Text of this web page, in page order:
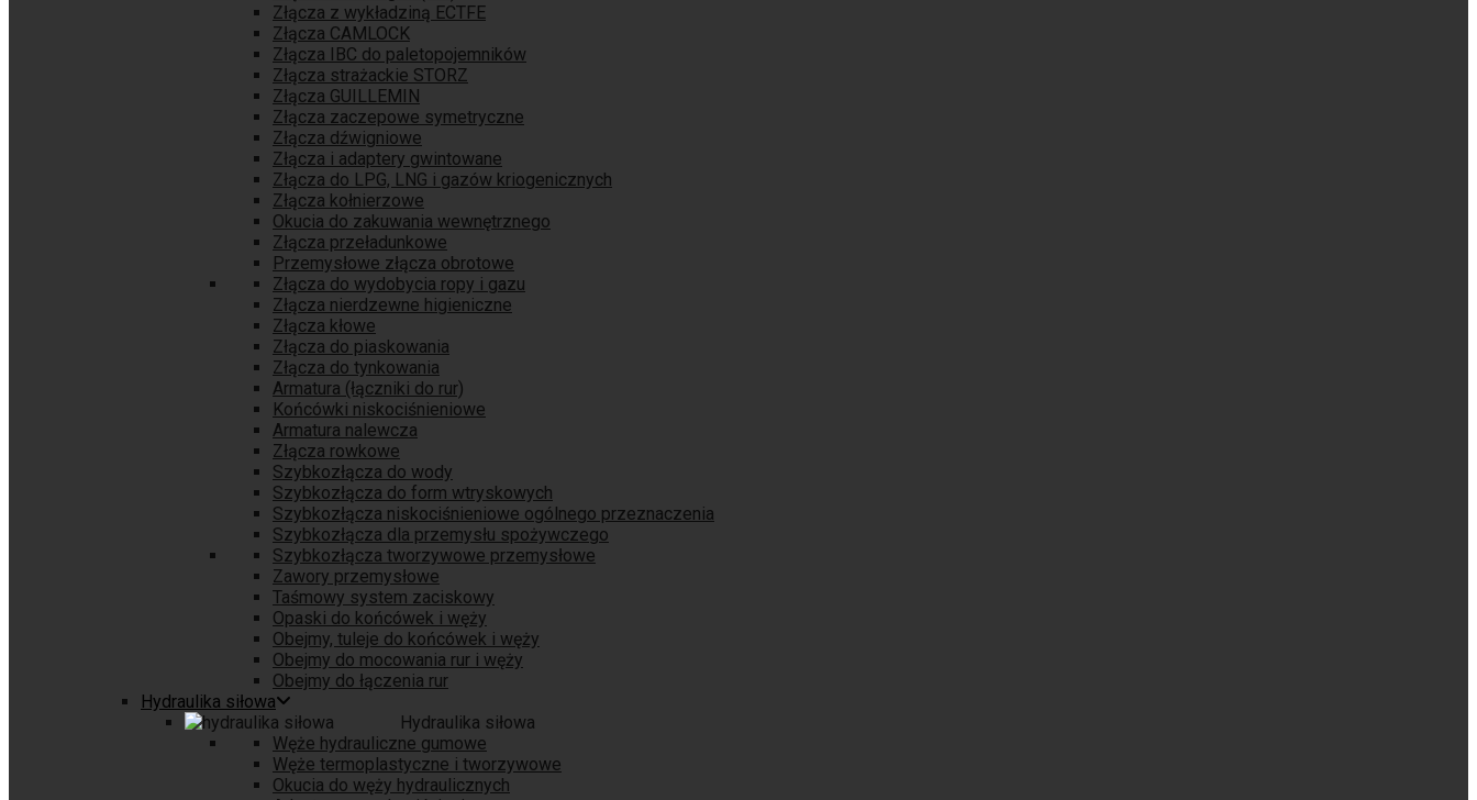
Złącza z wykładziną ECTFE
Złącza CAMLOCK
Złącza IBC do paletopojemników
Złącza strażackie STORZ
Złącza GUILLEMIN
Złącza zaczepowe symetryczne
Złącza dźwigniowe
Złącza i adaptery gwintowane
Złącza do LPG, LNG i gazów kriogenicznych
Złącza kołnierzowe
Okucia do zakuwania wewnętrznego
Złącza przeładunkowe
Przemysłowe złącza obrotowe
Złącza do wydobycia ropy i gazu
Złącza nierdzewne higieniczne
Złącza kłowe
Złącza do piaskowania
Złącza do tynkowania
Armatura (łączniki do rur)
Końcówki niskociśnieniowe
Armatura nalewcza
Złącza rowkowe
Szybkozłącza do wody
Szybkozłącza do form wtryskowych
Szybkozłącza niskociśnieniowe ogólnego przeznaczenia
Szybkozłącza dla przemysłu spożywczego
Szybkozłącza tworzywowe przemysłowe
Zawory przemysłowe
Taśmowy system zaciskowy
Opaski do końcówek i węży
Obejmy, tuleje do końcówek i węży
Obejmy do mocowania rur i węży
Obejmy do łączenia rur
Hydraulika siłowa
Hydraulika siłowa
Węże hydrauliczne gumowe
Węże termoplastyczne i tworzywowe
Okucia do węży hydraulicznych